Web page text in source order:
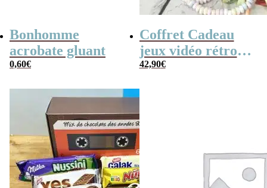
Bonhomme
acrobate gluant
0,60€
Coffret Cadeau
jeux vidéo rétro
(avec sa console de
42,90€